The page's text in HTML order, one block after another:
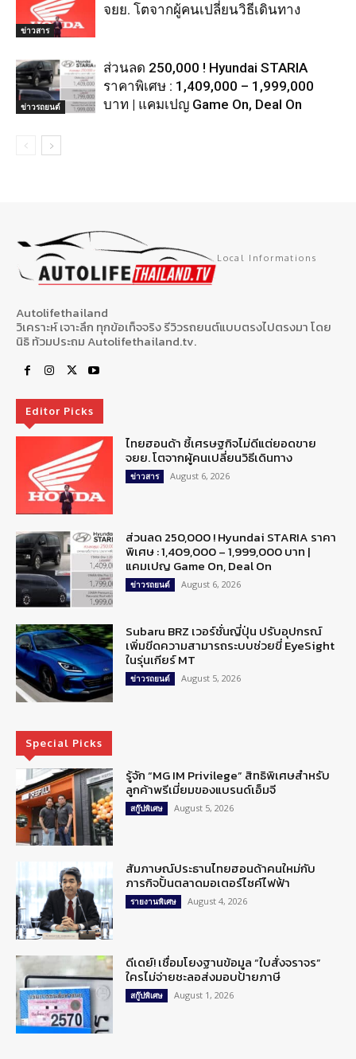
ข่าวสาร
จยย. โตจากผู้คนเปลี่ยนวิธีเดินทาง
ข่าวรถยนต์
ส่วนลด 250,000 ! Hyundai STARIA
ราคาพิเศษ : 1,409,000 – 1,999,000
บาท | แคมเปญ Game On, Deal On
Local Informations
Autolifethailand
วิเคราะห์ เจาะลึก ทุกข้อเท็จจริง รีวิวรถยนต์แบบตรงไปตรงมา โดย
นิธิ ท้วมประถม Autolifethailand.tv.
Editor Picks
ไทยฮอนด้า ชี้เศรษฐกิจไม่ดีแต่ยอดขาย
จยย. โตจากผู้คนเปลี่ยนวิธีเดินทาง
ข่าวสาร August 6, 2026
ส่วนลด 250,000 ! Hyundai STARIA ราคา
พิเศษ : 1,409,000 – 1,999,000 บาท |
แคมเปญ Game On, Deal On
ข่าวรถยนต์ August 6, 2026
Subaru BRZ เวอร์ชั่นญี่ปุ่น ปรับอุปกรณ์
เพิ่มขีดความสามารถระบบช่วยขี่ EyeSight
ในรุ่นเกียร์ MT
ข่าวรถยนต์ August 5, 2026
Special Picks
รู้จัก “MG IM Privilege” สิทธิพิเศษสำหรับ
ลูกค้าพรีเมี่ยมของแบรนด์เอ็มจี
สกู๊ปพิเศษ August 5, 2026
สัมภาษณ์ประธานไทยฮอนด้าคนใหม่กับ
ภารกิจปั้นตลาดมอเตอร์ไซค์ไฟฟ้า
รายงานพิเศษ August 4, 2026
ดีเดย์! เชื่อมโยงฐานข้อมูล “ใบสั่งจราจร”
ใครไม่จ่ายชะลอส่งมอบป้ายภาษี
สกู๊ปพิเศษ August 1, 2026